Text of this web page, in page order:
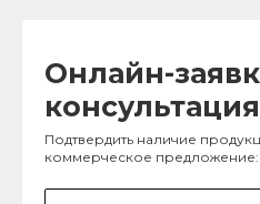
Онлайн-
консультация
Подтвердить наличие
коммерческое предложение: